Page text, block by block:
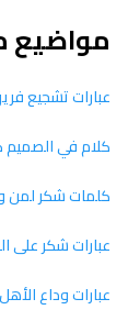
مواضيع
عبارات تشجيع
كلام في
كلمات شكر لمن
عبارات شكر على
عبارات وداع